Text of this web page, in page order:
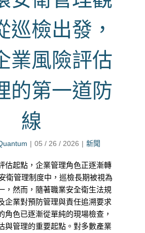
巡檢出發，
業風險評估
的第一道防
線
| 05 / 26 / 2026 | 新聞
估起點，企業管理角色正逐漸轉
衛管理制度中，巡檢長期被視為
，然而，隨著職業安全衛生法規
企業對預防管理與責任追溯要求
角色已逐漸從單純的現場檢查，
與管理的重要起點。對多數產業